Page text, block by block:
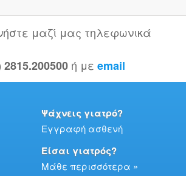
μαζί μας τηλεφωνικά
2815.200500 ή με email
Ψάχνεις γιατρό?
Εγγραφή ασθενή
Είσαι γιατρός?
Μάθε περισσότερα »